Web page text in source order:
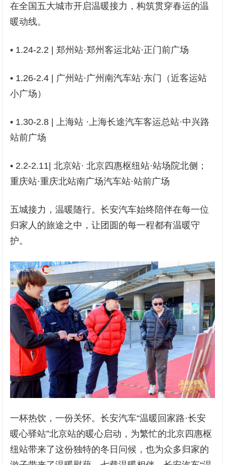
在全国五大城市开启温暖接力，构筑贯穿春运的温
暖动线。
• 1.24-2.2 | 郑州站·郑州客运北站·正门前广场
• 1.26-2.4 | 广州站·广州南汽车站·东门（近客运站
小广场）
• 1.30-2.8 | 上海站 ·上海长途汽车客运总站·中兴路
站前广场
• 2.2-2.11| 北京站· 北京四惠枢纽站·站场院北侧；
重庆站·重庆北站南广场汽车站·站前广场
五城接力，温暖随行。长安汽车始终陪伴在每一位
归家人的旅途之中，让团圆的每一程都有温暖守
护。
一杯热饮，一份关怀。长安汽车“温暖回家路·长安
暖心驿站”北京站的暖心启动，为繁忙的北京四惠枢
纽站带来了这份独特的冬日问候，也为众多归家的